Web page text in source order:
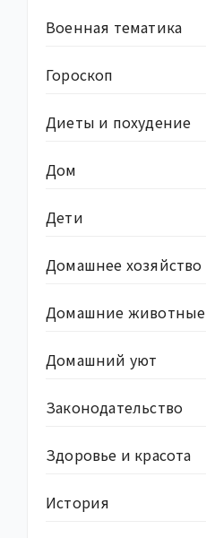
Военная тематика
Гороскоп
Диеты и похудение
Дом
Дети
Домашнее хозяйство
Домашние животные
Домашний уют
Законодательство
Здоровье и красота
История